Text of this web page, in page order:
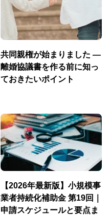
共同親権が始まりました ―
離婚協議書を作る前に知っ
ておきたいポイント
【2026年最新版】小規模事
業者持続化補助金 第19回｜
申請スケジュールと要点ま